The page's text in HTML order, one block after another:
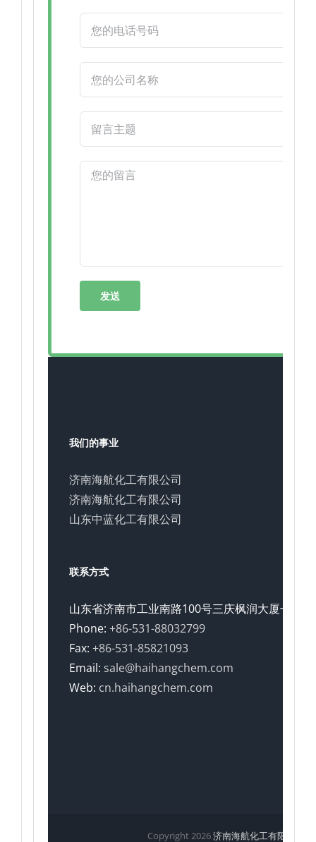
我们的事业
济南海航化工有限公司
济南海航化工有限公司
山东中蓝化工有限公司
联系方式
山东省济南市工业南路100号三庆枫润大厦七楼
Phone: +86-531-88032799
Fax: +86-531-85821093
Email: sale@haihangchem.com
Web: cn.haihangchem.com
Copyright 2026济南海航化工有限公司